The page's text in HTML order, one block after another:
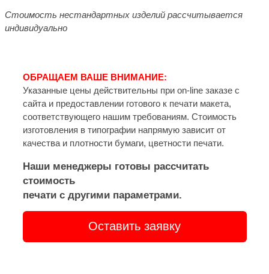
Стоимость нестандартных изделий рассчитывается
индивидуально
ОБРАЩАЕМ ВАШЕ ВНИМАНИЕ:
Указанные цены действительны при on-line заказе с
сайта и предоставлении готового к печати макета,
соответствующего нашим требованиям. Стоимость
изготовления в типографии напрямую зависит от
качества и плотности бумаги, цветности печати.
Наши менеджеры готовы рассчитать
стоимость
печати с другими параметрами.
Оставить заявку